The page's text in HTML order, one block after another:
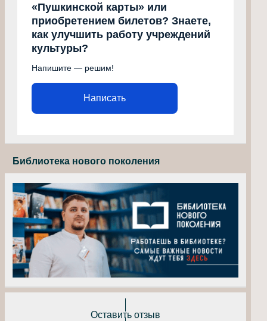
«Пушкинской карты» или
приобретением билетов? Знаете,
как улучшить работу учреждений
культуры?
Напишите — решим!
Написать
Библиотека нового поколения
Оставить отзыв